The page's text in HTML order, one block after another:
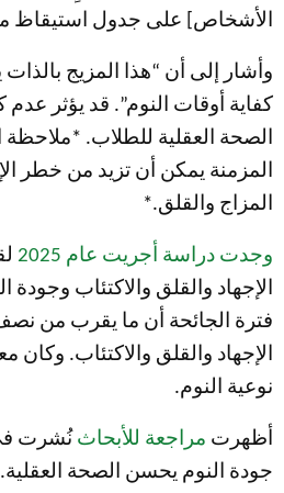
الأشخاص] على جدول استيقاظ
وأشار إلى أن “هذا المزيج
كفاية أوقات النوم”. قد يؤثر عدم
الصحة العقلية للطلاب. *ملاحظة
المزمنة يمكن أن تزيد من خطر
المزاج والقلق.*
وجدت دراسة أجريت عام 2025
الإجهاد والقلق والاكتئاب
فترة الجائحة أن ما يقرب من
الإجهاد والقلق والاكتئاب.
نوعية النوم.
أظهرت مراجعة للأبحاث
جودة النوم يحسن الصحة العقلية.